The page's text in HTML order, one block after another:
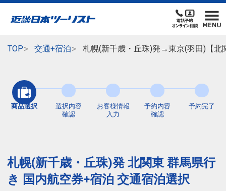
TOP 交通+宿泊 札幌(新千歳・丘珠)発→東京(羽田)【北
商品選択
選択内容
確認
お客様情報
入力
予約内容
確認
予約完了
札幌(新千歳・丘珠)発 北関東 群馬県行
き 国内航空券+宿泊 交通宿泊選択